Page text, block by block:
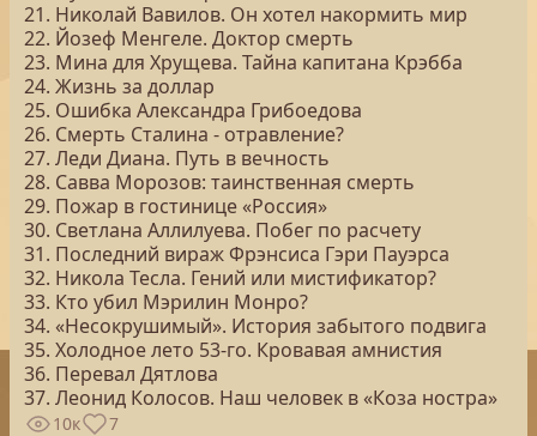
21. Николай Вавилов. Он хотел накормить мир
22. Йозеф Менгеле. Доктор смерть
23. Мина для Хрущева. Тайна капитана Крэбба
24. Жизнь за доллар
25. Ошибка Александра Грибоедова
26. Смерть Сталина - отравление?
27. Леди Диана. Путь в вечность
28. Савва Морозов: таинственная смерть
29. Пожар в гостинице «Россия»
30. Светлана Аллилуева. Побег по расчету
31. Последний вираж Фрэнсиса Гэри Пауэрса
32. Никола Тесла. Гений или мистификатор?
33. Кто убил Мэрилин Монро?
34. «Несокрушимый». История забытого подвига
35. Холодное лето 53-го. Кровавая амнистия
36. Перевал Дятлова
37. Леонид Колосов. Наш человек в «Коза ностра»
10к 7